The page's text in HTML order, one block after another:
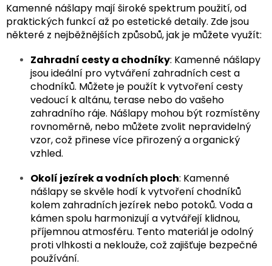
Kamenné nášlapy mají široké spektrum použití, od
praktických funkcí až po estetické detaily. Zde jsou
některé z nejběžnějších způsobů, jak je můžete využít:
Zahradní cesty a chodníky: Kamenné nášlapy
jsou ideální pro vytváření zahradních cest a
chodníků. Můžete je použít k vytvoření cesty
vedoucí k altánu, terase nebo do vašeho
zahradního ráje. Nášlapy mohou být rozmístěny
rovnoměrně, nebo můžete zvolit nepravidelný
vzor, což přinese více přirozený a organický
vzhled.
Okolí jezírek a vodních ploch: Kamenné
nášlapy se skvěle hodí k vytvoření chodníků
kolem zahradních jezírek nebo potoků. Voda a
kámen spolu harmonizují a vytvářejí klidnou,
příjemnou atmosféru. Tento materiál je odolný
proti vlhkosti a neklouže, což zajišťuje bezpečné
používání.